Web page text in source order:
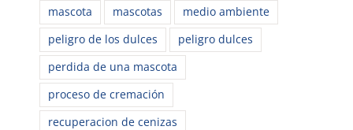
mascota
mascotas
medio ambiente
peligro de los dulces
peligro dulces
perdida de una mascota
proceso de cremación
recuperacion de cenizas